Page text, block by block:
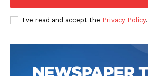
I've read and accept the Privacy Policy.